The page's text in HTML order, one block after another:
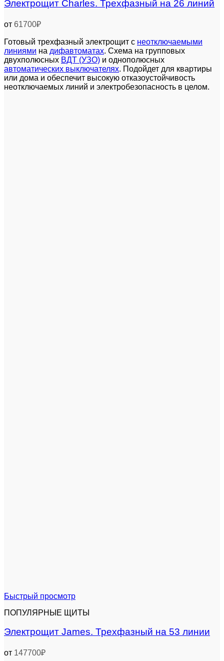
Электрощит Charles. Трехфазный на 26 линий
от 61700₽
Готовый трехфазный электрощит с неотключаемыми
линиями на дифавтоматах. Схема на групповых
двухполюсных ВДТ (УЗО) и однополюсных
автоматических выключателях. Подойдет для квартиры
или дома и обеспечит высокую отказоустойчивость
неотключаемых линий и электробезопасность в целом.
Быстрый просмотр
ПОПУЛЯРНЫЕ ЩИТЫ
Электрощит James. Трехфазный на 53 линии
от 147700₽